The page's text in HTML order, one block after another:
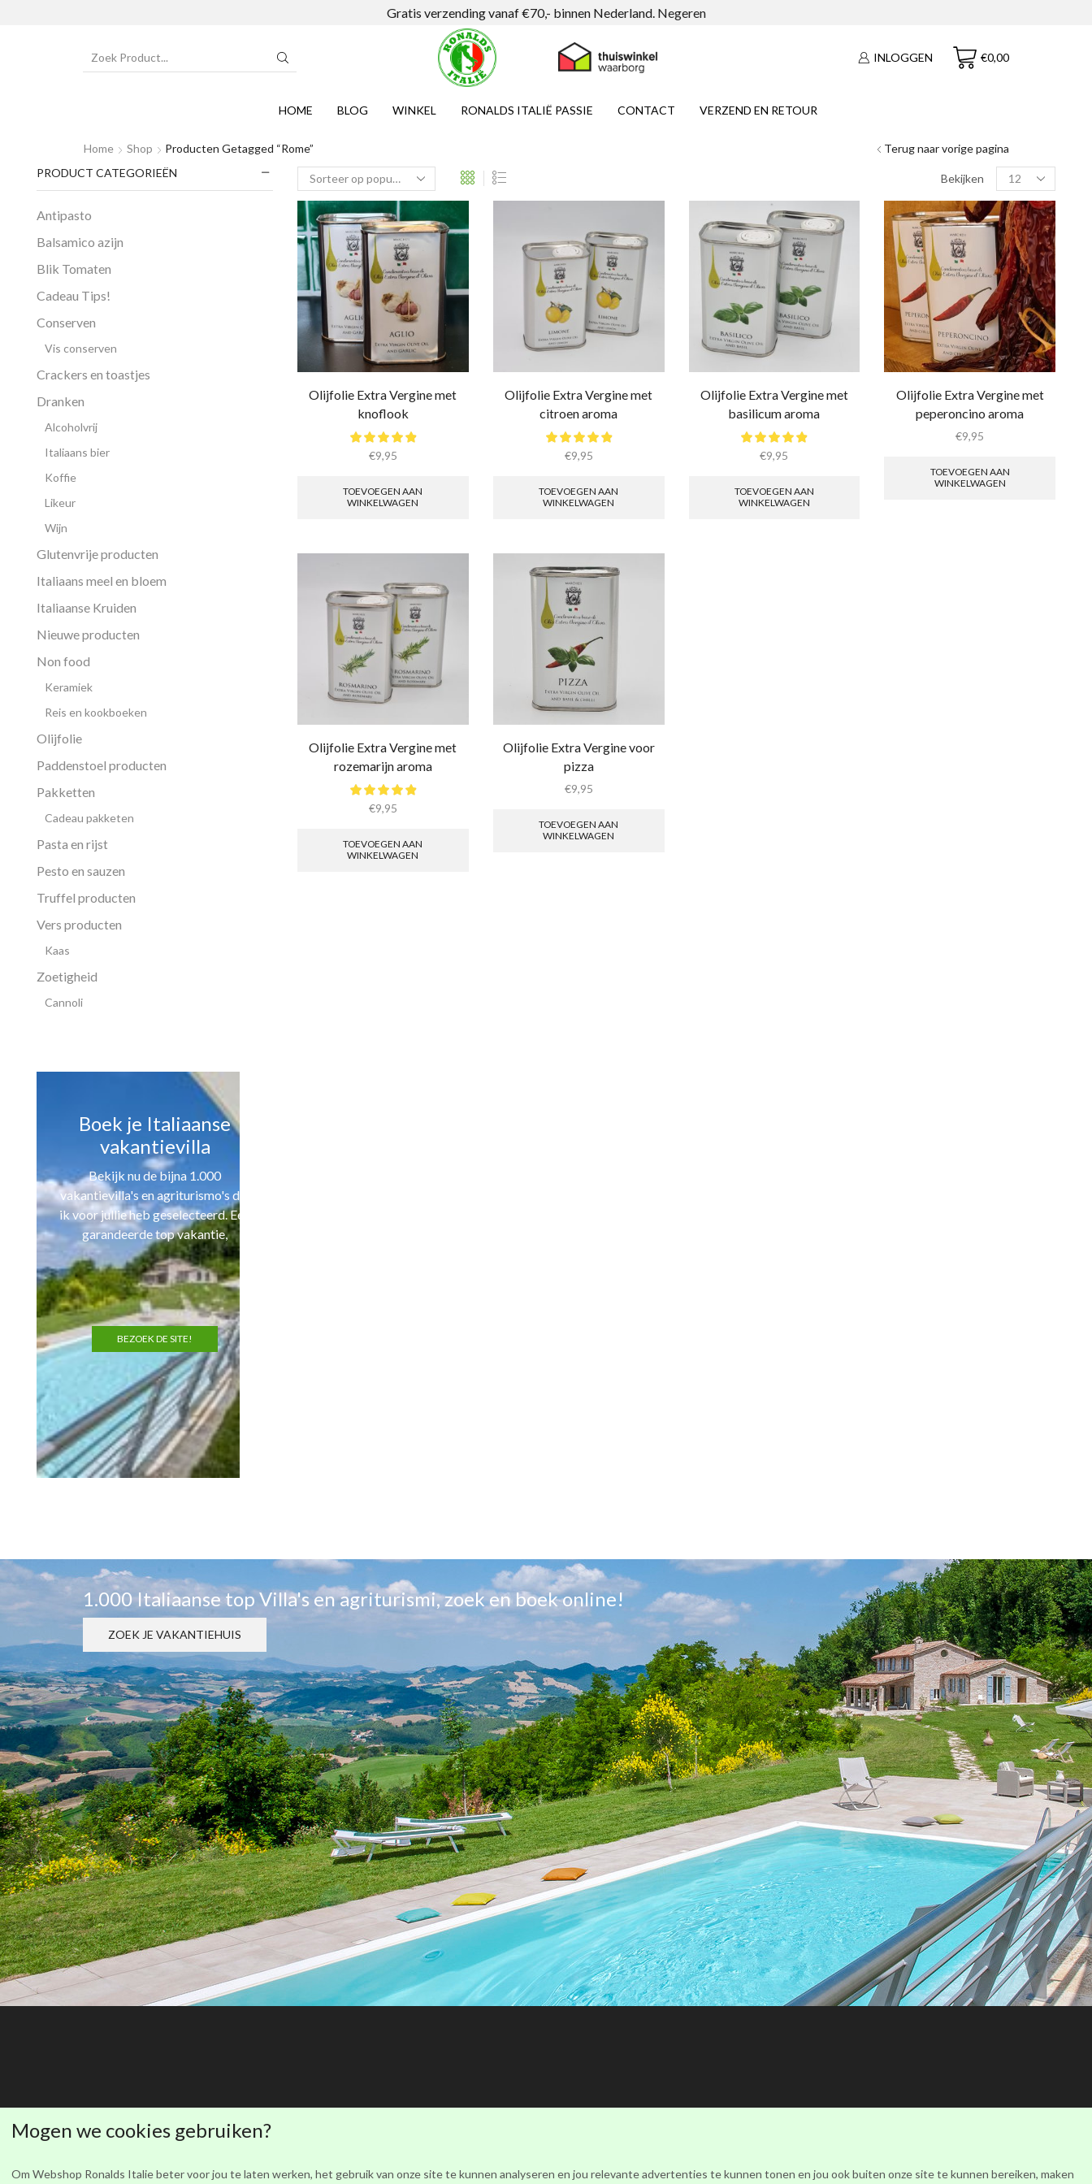
Gratis verzending vanaf €70,- binnen Nederland. Negeren
INLOGGEN €0,00
HOME BLOG WINKEL RONALDS ITALIË PASSIE CONTACT VERZEND EN RETOUR
Home Shop Producten Getagged “Rome” Terug naar vorige pagina
Bekijken
Products
per
page
Olijfolie Extra Vergine met
knoflook
€9,95
TOEVOEGEN AAN
WINKELWAGEN
Olijfolie Extra Vergine met
citroen aroma
€9,95
TOEVOEGEN AAN
WINKELWAGEN
Olijfolie Extra Vergine met
basilicum aroma
€9,95
TOEVOEGEN AAN
WINKELWAGEN
Olijfolie Extra Vergine met
peperoncino aroma
€9,95
TOEVOEGEN AAN
WINKELWAGEN
Olijfolie Extra Vergine met
rozemarijn aroma
€9,95
TOEVOEGEN AAN
WINKELWAGEN
Olijfolie Extra Vergine voor
pizza
€9,95
TOEVOEGEN AAN
WINKELWAGEN
PRODUCT CATEGORIEËN
Antipasto
Balsamico azijn
Blik Tomaten
Cadeau Tips!
Conserven
Vis conserven
Crackers en toastjes
Dranken
Alcoholvrij
Italiaans bier
Koffie
Likeur
Wijn
Glutenvrije producten
Italiaans meel en bloem
Italiaanse Kruiden
Nieuwe producten
Non food
Keramiek
Reis en kookboeken
Olijfolie
Paddenstoel producten
Pakketten
Cadeau pakketen
Pasta en rijst
Pesto en sauzen
Truffel producten
Vers producten
Kaas
Zoetigheid
Cannoli
Boek je Italiaanse
vakantievilla
Bekijk nu de bijna 1.000
vakantievilla's en agriturismo's die
ik voor jullie heb geselecteerd. Een
garandeerde top vakantie,
BEZOEK DE SITE!
1.000 Italiaanse top Villa's en agriturismi, zoek en boek online!
ZOEK JE VAKANTIEHUIS
Ronalds Italië
Mogen we cookies gebruiken?
Om Webshop Ronalds Italie beter voor jou te laten werken, het gebruik van onze site te kunnen analyseren en jou relevante advertenties te kunnen tonen en jou ook buiten onze site te kunnen bereiken, maken